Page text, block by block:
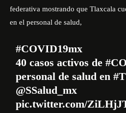
federativa mostrando que Tlaxcala
en el personal de salud,
#COVID19mx
40 casos activos de
personal de salud en
@SSalud_mx
pic.twitter.com/